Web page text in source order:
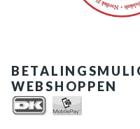
WEBSHOPPEN